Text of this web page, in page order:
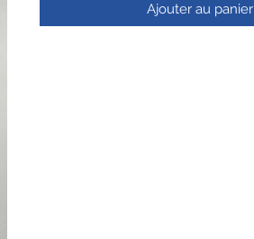
Ajouter au panier